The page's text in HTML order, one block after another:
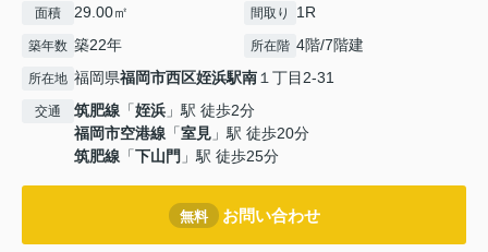
面積 29.00㎡ 間取り 1R
築年数 築22年 所在階 4階/7階建
所在地 福岡県福岡市西区姪浜駅南１丁目2-31
交通 筑肥線 「姪浜 」駅 徒歩2分
福岡市空港線 「室見 」駅 徒歩20分
筑肥線 「下山門 」駅 徒歩25分
無料 お問い合わせ